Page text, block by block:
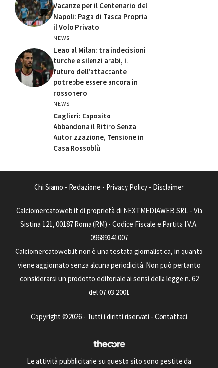
Vacanze per il Centenario del
Napoli: Paga di Tasca Propria
il Volo Privato
NEWS
Leao al Milan: tra indecisioni
turche e silenzi arabi, il
futuro dell’attaccante
potrebbe essere ancora in
rossonero
NEWS
Cagliari: Esposito
Abbandona il Ritiro Senza
Autorizzazione, Tensione in
Casa Rossoblù
Chi Siamo - Redazione - Privacy Policy - Disclaimer
Calciomercatoweb.it di proprietà di NEXTMEDIAWEB SRL - Via
Sistina 121, 00187 Roma (RM) - Codice Fiscale e Partita I.V.A.
09689341007
Calciomercatoweb.it non è una testata giornalistica, in quanto
viene aggiornato senza alcuna periodicità. Non può pertanto
considerarsi un prodotto editoriale ai sensi della legge n. 62
del 07.03.2001
Copyright ©2026 - Tutti i diritti riservati - Contattaci
Le attività pubblicitarie su questo sito sono gestite da